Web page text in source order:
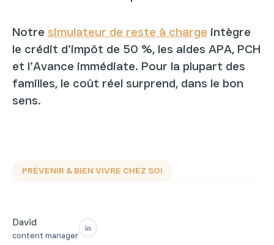
Notre simulateur de reste à charge intègre
le crédit d’impôt de 50 %, les aides APA, PCH
et l’Avance immédiate. Pour la plupart des
familles, le coût réel surprend, dans le bon
sens.
PRÉVENIR & BIEN VIVRE CHEZ SOI
David
content manager